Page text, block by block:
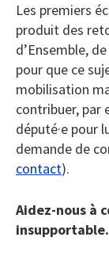
Les premiers
produit des
d’Ensemble,
pour que ce
mobilisation
contribuer, par
député·e pour
demande de
contact).
Aidez-nous à
insupportable.